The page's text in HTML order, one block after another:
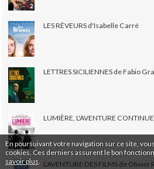
En poursuivant votre navigation sur ce site,
cookies. Ces derniers assurent le bon
savoir plus
LES RÊVEURS d'Isabelle Carré
LETTRES SICILIENNES de Fabio
LUMIÈRE, L'AVENTURE
L’AVENTURE DES FILMS de